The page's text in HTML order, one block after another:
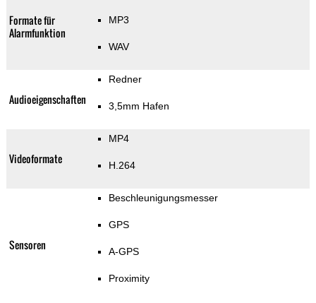
Formate für
Alarmfunktion
MP3
WAV
Audioeigenschaften
Redner
3,5mm Hafen
Videoformate
MP4
H.264
Sensoren
Beschleunigungsmesser
GPS
A-GPS
Proximity